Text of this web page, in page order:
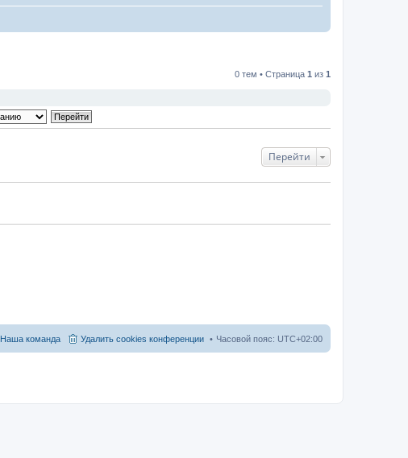
0 тем • Страница 1 из 1
Перейти
Часовой пояс: UTC+02:00
Удалить cookies конференции
Наша команда